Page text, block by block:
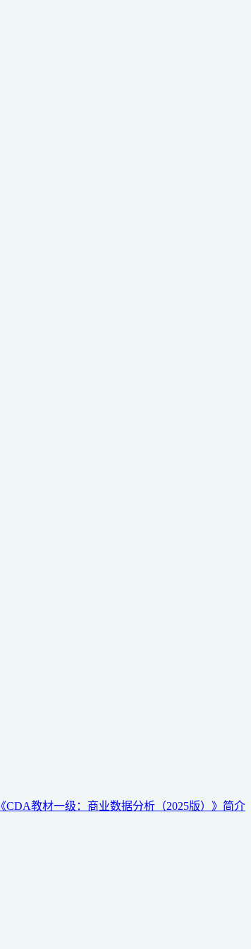
《CDA教材一级：商业数据分析（2025版）》简介